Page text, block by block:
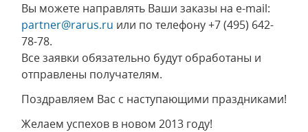
Вы можете направлять Ваши заказы на e-mail:
partner@rarus.ru или по телефону +7 (495) 642-
78-78.
Все заявки обязательно будут обработаны и
отправлены получателям.
Поздравляем Вас с наступающими праздниками!
Желаем успехов в новом 2013 году!